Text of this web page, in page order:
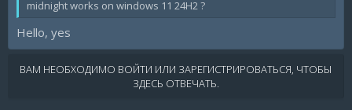
midnight works on windows 11 24H2 ?
Hello, yes
ВАМ НЕОБХОДИМО ВОЙТИ ИЛИ ЗАРЕГИСТРИРОВАТЬСЯ, ЧТОБЫ
ЗДЕСЬ ОТВЕЧАТЬ.